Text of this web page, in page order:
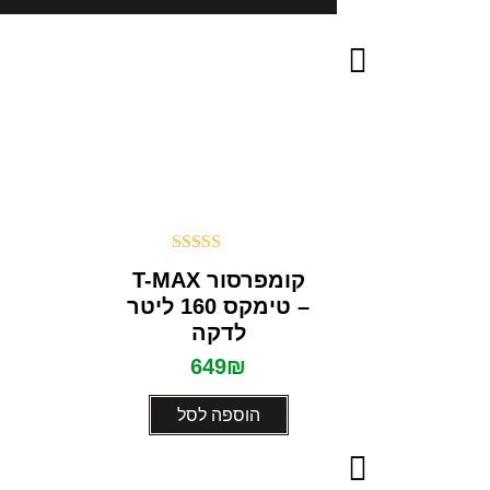
קומפרסור T-MAX
– טימקס 160 ליטר
לדקה
649₪
הוספה לסל
מתוך 5